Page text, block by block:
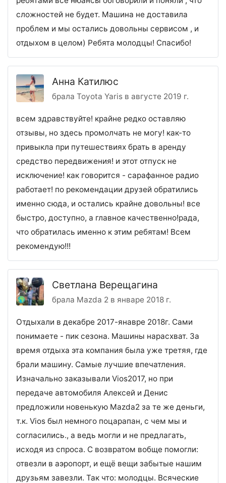
сложностей не будет. Машина не доставила
проблем и мы остались довольны сервисом , и
отдыхом в целом) Ребята молодцы! Спасибо!
Анна Катилюс
брала Toyota Yaris в августе 2019 г.
всем здравствуйте! крайне редко оставляю
отзывы, но здесь промолчать не могу! как-то
привыкла при путешествиях брать в аренду
средство передвижения! и этот отпуск не
исключение! как говорится - сарафанное радио
работает! по рекомендации друзей обратились
именно сюда, и остались крайне довольны! все
быстро, доступно, а главное качественно!рада,
что обратилась именно к этим ребятам! Всем
рекомендую!!!
Светлана Верещагина
брала Mazda 2 в январе 2018 г.
Отдыхали в декабре 2017-янавре 2018г. Сами
понимаете - пик сезона. Машины нарасхват. За
время отдыха эта компания была уже третяя, где
брали машину. Самые лучшие впечатления.
Изначально заказывали Vios2017, но при
передаче автомобиля Алексей и Денис
предложили новенькую Mazda2 за те же деньги,
т.к. Vios был немного поцарапан, с чем мы и
согласились., а ведь могли и не предлагать,
исходя из спроса. С возвратом вобще помогли:
отвезли в аэропорт, и ещё вещи забытые нашим
друзьям завезли. Так что: молодцы. Всяческие